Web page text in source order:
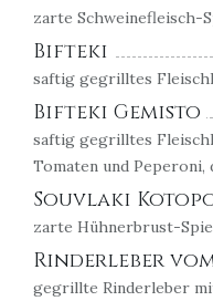
zarte Schweinefleisch-
Bifteki
saftig gegrilltes
Bifteki Gemisto
saftig gegrilltes
Tomaten und Peperoni,
Souvlaki
zarte Hühnerbrust-
Rinderleber
gegrillte Rinderleber